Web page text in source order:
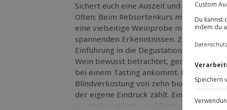
Sichert euch eine Auszeit und genießt ein
Olten: Beim Rebsortenkurs mit
eine vielseitige Weinprobe mit
spannenden Erkenntnissen. Zu Beginn
Einführung in die Degustationstechnik
Wein bewusst betrachtet, gerochen und
bei einem Tasting ankommt. Besonders
Blindverkostung von zehn biologischen
der eigene Eindruck zählt. Ein
zu schulen. Wasser und Brot sorgen für